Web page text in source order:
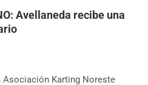
Avellaneda recibe una
Asociación Karting Noreste